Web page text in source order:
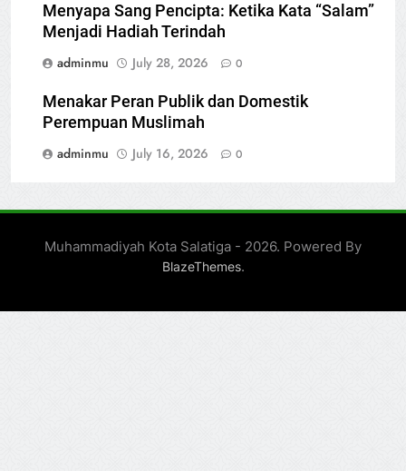
Menyapa Sang Pencipta: Ketika Kata “Salam”
Menjadi Hadiah Terindah
adminmu
July 28, 2026 0
Menakar Peran Publik dan Domestik
Perempuan Muslimah
adminmu
July 16, 2026 0
Muhammadiyah Kota Salatiga - 2026. Powered By
BlazeThemes.